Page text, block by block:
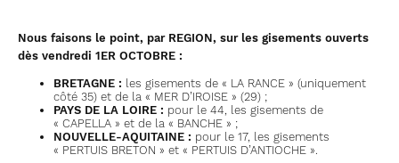
Nous faisons le point, par REGION, sur les gisements ouverts
dès vendredi 1ER OCTOBRE :
BRETAGNE : les gisements de « LA RANCE » (uniquement
côté 35) et de la « MER D’IROISE » (29) ;
PAYS DE LA LOIRE : pour le 44, les gisements de
« CAPELLA » et de la « BANCHE » ;
NOUVELLE-AQUITAINE : pour le 17, les gisements
« PERTUIS BRETON » et « PERTUIS D’ANTIOCHE ».